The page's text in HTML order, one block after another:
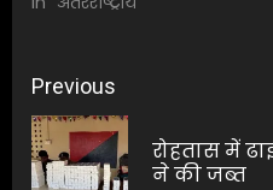
Post
navigation
Previous
रोहतास में
ने की जब्त